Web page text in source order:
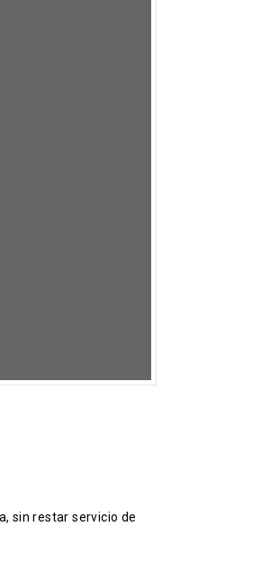
sin restar servicio de